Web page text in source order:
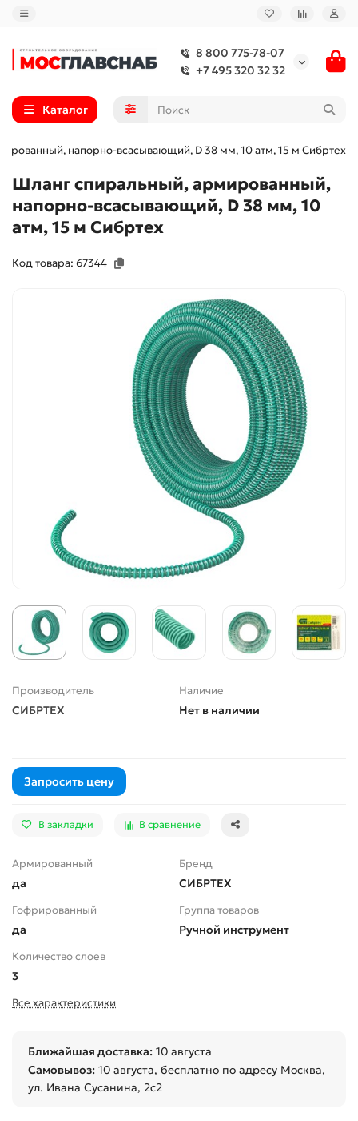
8 800 775-78-07
+7 495 320 32 32
Каталог
напорно-всасывающий, D 38 мм, 10 атм, 15 м Сибртех
Шланг спиральный, армированный,
напорно-всасывающий, D 38 мм, 10
атм, 15 м Сибртех
Код товара: 67344
Производитель
СИБРТЕХ
Наличие
Нет в наличии
Запросить цену
В закладки В сравнение
Армированный
да
Бренд
СИБРТЕХ
Гофрированный
да
Группа товаров
Ручной инструмент
Количество слоев
3
Все характеристики
Ближайшая доставка: 10 августа
Самовывоз: 10 августа, бесплатно по адресу Москва,
ул. Ивана Сусанина, 2с2